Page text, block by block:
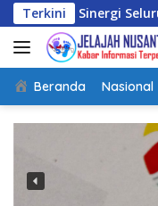
Langsung
ke
konten
Terkini
Seluruh Lini
Beranda Nasional